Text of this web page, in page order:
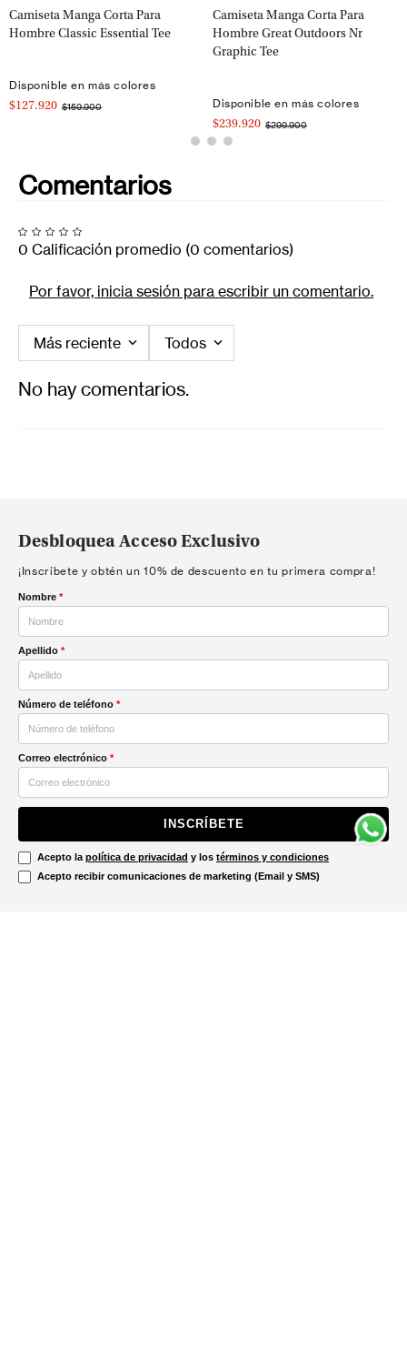
Camiseta Manga Corta Para
Hombre Classic Essential Tee
Disponible en más colores
$127.920 $159.900
Camiseta Manga Corta Para
Hombre Great Outdoors Nr
Graphic Tee
Disponible en más colores
$239.920 $299.900
Comentarios
0 Calificación promedio (0 comentarios)
Por favor, inicia sesión para escribir un comentario.
Más reciente Todos
No hay comentarios.
Desbloquea Acceso Exclusivo
¡Inscríbete y obtén un 10% de descuento en tu primera compra!
Nombre *
Apellido *
Número de teléfono *
Correo electrónico *
INSCRÍBETE
Acepto la política de privacidad y los términos y condiciones
Acepto recibir comunicaciones de marketing (Email y SMS)